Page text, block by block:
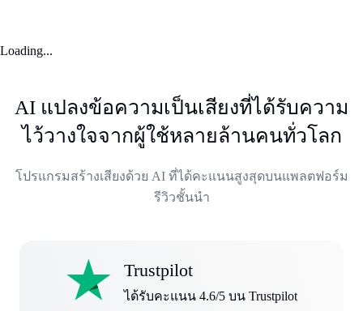
Loading...
AI แปลงข้อความเป็นเสียงที่ได้รับความ
ไว้วางใจจากผู้ใช้หลายล้านคนทั่วโลก
โปรแกรมสร้างเสียงด้วย AI ที่ได้คะแนนสูงสุดบนแพลตฟอร์ม
รีวิวชั้นนำ
Trustpilot
ได้รับคะแนน 4.6/5 บน Trustpilot